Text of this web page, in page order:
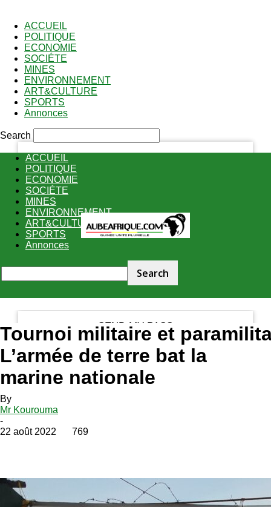
ACCUEIL
POLITIQUE
ECONOMIE
SOCIÉTE
MINES
ENVIRONNEMENT
ART&CULTURE
SPORTS
Annonces
Recover your password
your email
Search
ACCUEIL
POLITIQUE
ECONOMIE
SOCIÉTE
MINES
ENVIRONNEMENT
ART&CULTURE
SPORTS
Annonces
Tournoi militaire et
L’armée de terre bat la
marine nationale
By
Mr Kourouma
-
22 août 2022
769